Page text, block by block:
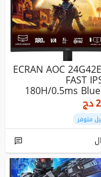
ECRAN AOC 24G42E 23.8'
FAST IPS FHD
180H/0.5ms
دج
متوفر